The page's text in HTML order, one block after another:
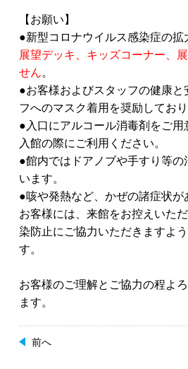
【お願い】
●新型コロナウイルス感染症の拡
展望デッキ、キッズコーナー、
せん。
●お客様およびスタッフの健康と
フへのマスク着用を奨励しており
●入口にアルコール消毒剤をご用
入館の際にご利用ください。
●館内ではドアノブや手すり等
います。
●咳や発熱など、かぜの諸症状
お客様には、来館をお控えいた
染防止にご協力いただきますよ
す。
お客様のご理解とご協力の程よ
ます。
前へ